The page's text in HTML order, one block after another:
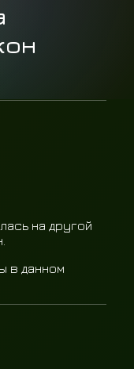
на другой
в данном